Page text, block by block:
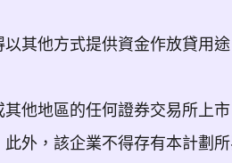
其他方式提供資金作放貸用途
他地區的任何證券交易所上市
外，該企業不得存有本計劃